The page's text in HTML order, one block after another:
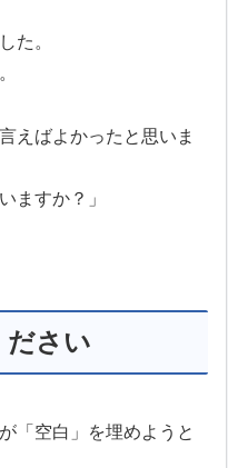
た。
えばよかったと思いま
ますか？」
ださい
「空白」を埋めようと